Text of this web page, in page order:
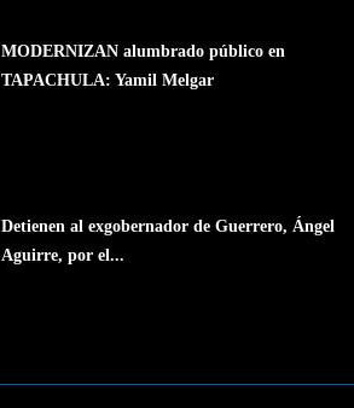
MODERNIZAN alumbrado público en
TAPACHULA: Yamil Melgar
Detienen al exgobernador de Guerrero, Ángel
Aguirre, por el...